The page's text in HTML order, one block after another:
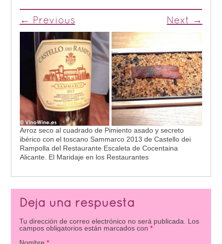
← Previous Next →
Arroz seco al cuadrado de Pimiento asado y secreto
ibérico con el toscano Sammarco 2013 de Castello dei
Rampolla del Restaurante Escaleta de Cocentaina
Alicante. El Maridaje en los Restaurantes
Deja una respuesta
Tu dirección de correo electrónico no será publicada.
Los
campos obligatorios están marcados con *